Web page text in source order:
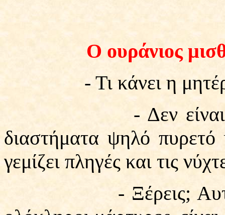
Ο ουράνιος
- Τι κάνει η
- Δεν είναι καλά,
διαστήματα ψηλό πυρετό
γεμίζει πληγές και τις
- Ξέρεις; Αυτοί